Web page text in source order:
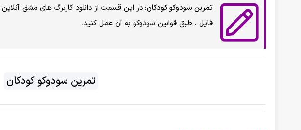
تمرین سودوکو کودکان:در این قسمت از دانلود کاربرگ های مشق
فایل ، طبق قوانین سودوکو به آن عمل کنید.
تمرین سودوکو کودکان